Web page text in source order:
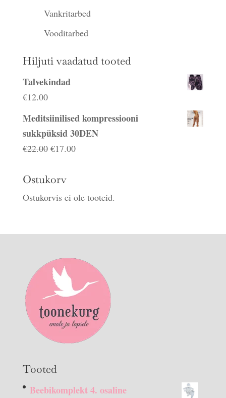
Vankritarbed
Vooditarbed
Hiljuti vaadatud tooted
Talvekindad
€12.00
Meditsiinilised kompressiooni
sukkpüksid 30DEN
€22.00 Algne
oli:
€22.00.
€17.00Praegune
€17.00.
Ostukorv
Ostukorvis ei ole tooteid.
Tooted
Beebikomplekt 4. osaline